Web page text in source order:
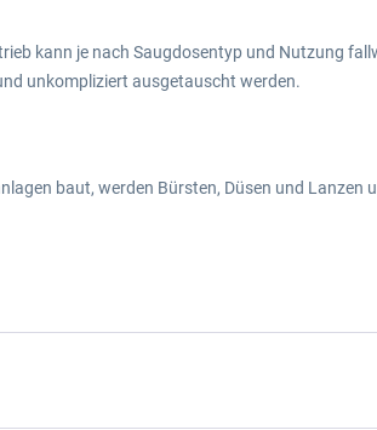
kann je nach Saugdosentyp und Nutzung
unkompliziert ausgetauscht werden.
baut, werden Bürsten, Düsen und